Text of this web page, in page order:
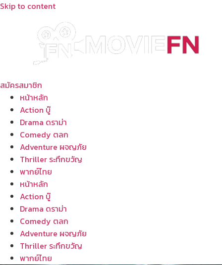
Skip to content
สมัครสมาชิก
หน้าหลัก
Action บู๊
Drama ดราม่า
Comedy ตลก
Adventure ผจญภัย
Thriller ระทึกขวัญ
พากย์ไทย
หน้าหลัก
Action บู๊
Drama ดราม่า
Comedy ตลก
Adventure ผจญภัย
Thriller ระทึกขวัญ
พากย์ไทย